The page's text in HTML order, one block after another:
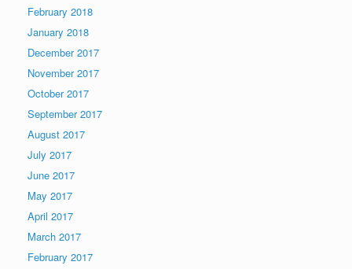
February 2018
January 2018
December 2017
November 2017
October 2017
September 2017
August 2017
July 2017
June 2017
May 2017
April 2017
March 2017
February 2017